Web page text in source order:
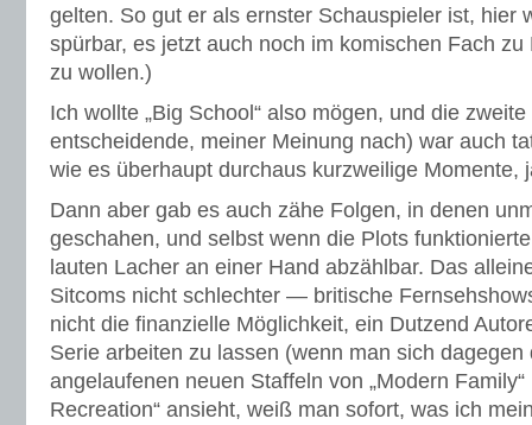
gelten. So gut er als ernster Schauspieler ist, hier
spürbar, es jetzt auch noch im komischen Fach
zu wollen.)
Ich wollte „Big School“ also mögen, und die
entscheidende, meiner Meinung nach) war auch
wie es überhaupt durchaus kurzweilige Momente,
Dann aber gab es auch zähe Folgen, in denen
geschahen, und selbst wenn die Plots
lauten Lacher an einer Hand abzählbar. Das
Sitcoms nicht schlechter — britische
nicht die finanzielle Möglichkeit, ein Dutzend
Serie arbeiten zu lassen (wenn man sich dagegen
angelaufenen neuen Staffeln von „Modern Family“
Recreation“ ansieht, weiß man sofort, was ich